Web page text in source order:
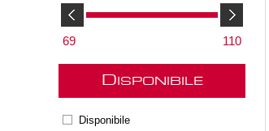
69 110
D ISPONIBILE
Disponibile